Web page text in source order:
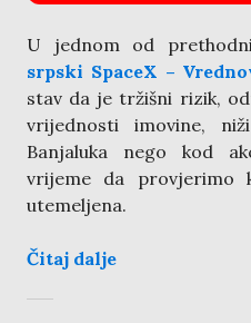
U jednom od
srpski SpaceX –
stav da je tržišni rizik,
vrijednosti imovine,
Banjaluka nego kod
vrijeme da provjerimo
utemeljena.
Čitaj dalje